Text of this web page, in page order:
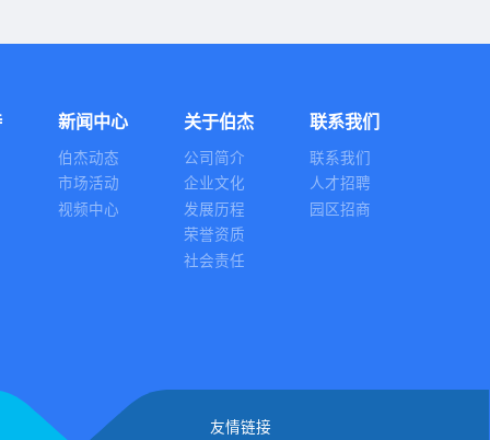
新闻中心
伯杰动态
市场活动
视频中心
关于伯杰
公司简介
企业文化
发展历程
荣誉资质
社会责任
联系我们
联系我们
人才招聘
园区招商
友情链接